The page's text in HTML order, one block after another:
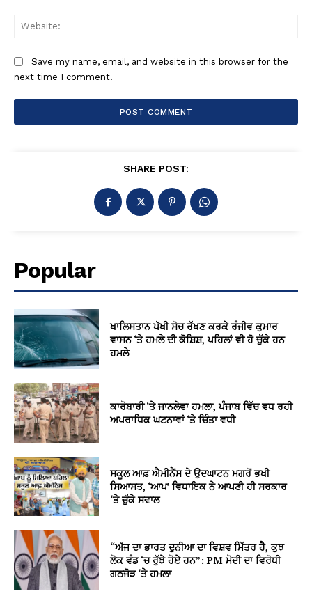
Save my name, email, and website in this browser for the
next time I comment.
SHARE POST:
Popular
ਖਾਲਿਸਤਾਨ ਪੱਖੀ ਸੋਚ ਰੱਖਣ ਕਰਕੇ ਰੰਜੀਵ ਕੁਮਾਰ
ਵਾਸਨ ‘ਤੇ ਹਮਲੇ ਦੀ ਕੋਸ਼ਿਸ਼, ਪਹਿਲਾਂ ਵੀ ਹੋ ਚੁੱਕੇ ਹਨ
ਹਮਲੇ
ਕਾਰੋਬਾਰੀ ‘ਤੇ ਜਾਨਲੇਵਾ ਹਮਲਾ, ਪੰਜਾਬ ਵਿੱਚ ਵਧ ਰਹੀ
ਅਪਰਾਧਿਕ ਘਟਨਾਵਾਂ ‘ਤੇ ਚਿੰਤਾ ਵਧੀ
ਸਕੂਲ ਆਫ਼ ਐਮੀਨੈਂਸ ਦੇ ਉਦਘਾਟਨ ਮਗਰੋਂ ਭਖੀ
ਸਿਆਸਤ, ‘ਆਪ’ ਵਿਧਾਇਕ ਨੇ ਆਪਣੀ ਹੀ ਸਰਕਾਰ
‘ਤੇ ਚੁੱਕੇ ਸਵਾਲ
“ਅੱਜ ਦਾ ਭਾਰਤ ਦੁਨੀਆ ਦਾ ਵਿਸ਼ਵ ਮਿੱਤਰ ਹੈ, ਕੁਝ
ਲੋਕ ਵੰਡ ‘ਚ ਰੁੱਝੇ ਹੋਏ ਹਨ”: PM ਮੋਦੀ ਦਾ ਵਿਰੋਧੀ
ਗਠਜੋੜ ‘ਤੇ ਹਮਲਾ